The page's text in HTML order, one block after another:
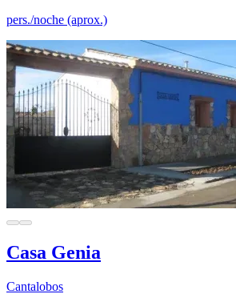
pers./noche (aprox.)
Casa Genia
Cantalobos